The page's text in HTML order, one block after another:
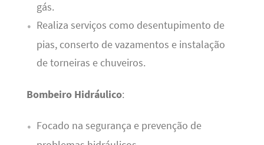
gás.
Realiza serviços como desentupimento de
pias, conserto de vazamentos e instalação
de torneiras e chuveiros.
Bombeiro Hidráulico:
Focado na segurança e prevenção de